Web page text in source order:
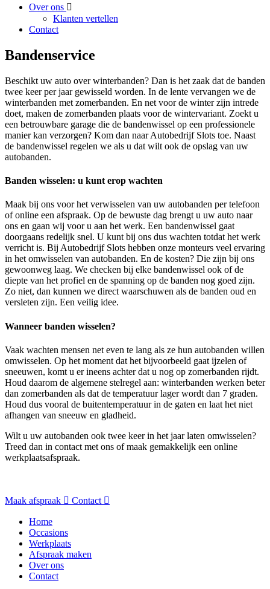
Over ons
Klanten vertellen
Contact
Bandenservice
Beschikt uw auto over winterbanden? Dan is het zaak dat de banden
twee keer per jaar gewisseld worden. In de lente vervangen we de
winterbanden met zomerbanden. En net voor de winter zijn intrede
doet, maken de zomerbanden plaats voor de wintervariant. Zoekt u
een betrouwbare garage die de bandenwissel op een professionele
manier kan verzorgen? Kom dan naar Autobedrijf Slots toe. Naast
de bandenwissel regelen we als u dat wilt ook de opslag van uw
autobanden.
Banden wisselen: u kunt erop wachten
Maak bij ons voor het verwisselen van uw autobanden per telefoon
of online een afspraak. Op de bewuste dag brengt u uw auto naar
ons en gaan wij voor u aan het werk. Een bandenwissel gaat
doorgaans redelijk snel. U kunt bij ons dus wachten totdat het werk
verricht is. Bij Autobedrijf Slots hebben onze monteurs veel ervaring
in het omwisselen van autobanden. En de kosten? Die zijn bij ons
gewoonweg laag. We checken bij elke bandenwissel ook of de
diepte van het profiel en de spanning op de banden nog goed zijn.
Zo niet, dan kunnen we direct waarschuwen als de banden oud en
versleten zijn. Een veilig idee.
Wanneer banden wisselen?
Vaak wachten mensen net even te lang als ze hun autobanden willen
omwisselen. Op het moment dat het bijvoorbeeld gaat ijzelen of
sneeuwen, komt u er ineens achter dat u nog op zomerbanden rijdt.
Houd daarom de algemene stelregel aan: winterbanden werken beter
dan zomerbanden als dat de temperatuur lager wordt dan 7 graden.
Houd dus vooral de buitentemperatuur in de gaten en laat het niet
afhangen van sneeuw en gladheid.
Wilt u uw autobanden ook twee keer in het jaar laten omwisselen?
Treed dan in contact met ons of maak gemakkelijk een online
werkplaatsafspraak.
Maak afspraak Contact
Home
Occasions
Werkplaats
Afspraak maken
Over ons
Contact